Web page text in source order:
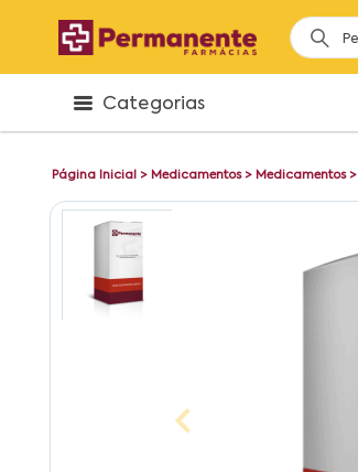
Categorias
Página Inicial > Medicamentos> Medicamentos>